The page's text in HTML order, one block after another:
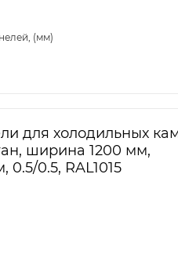
(мм)
для холодильных
ширина 1200 мм,
0.5, RAL1015